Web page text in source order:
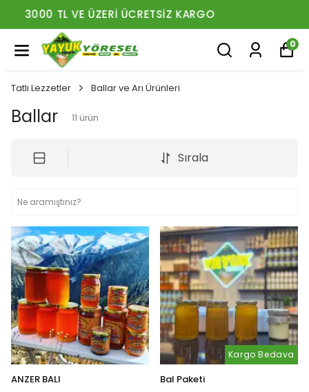
MÜŞTERI HIZMETLERI: 0546 745 70 61
0
Tatlı Lezzetler Ballar ve Arı Ürünleri
Ballar 11 ürün
Sırala
ANZER BALI
Kargo Bedava
Bal Paketi